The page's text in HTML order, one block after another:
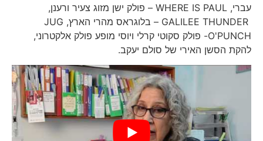
עברי, WHERE IS PAUL – פולק ישן מזוג צעיר ורענן,
GALILEE THUNDER – בלוגראס מהרי הארץ, JUG
O'PUNCH- פולק סקוטי קרלי ויוסי מופע פולק אלקטרוני,
להקת הסשן האירי של סולם יעקב.